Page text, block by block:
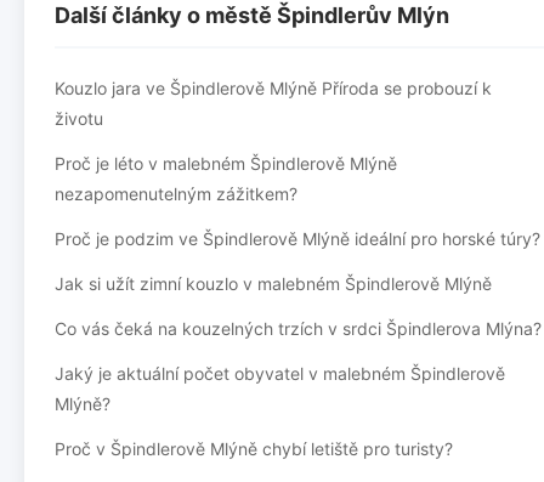
Další články o městě Špindlerův Mlýn
Kouzlo jara ve Špindlerově Mlýně Příroda se probouzí k
životu
Proč je léto v malebném Špindlerově Mlýně
nezapomenutelným zážitkem?
Proč je podzim ve Špindlerově Mlýně ideální pro horské túry?
Jak si užít zimní kouzlo v malebném Špindlerově Mlýně
Co vás čeká na kouzelných trzích v srdci Špindlerova Mlýna?
Jaký je aktuální počet obyvatel v malebném Špindlerově
Mlýně?
Proč v Špindlerově Mlýně chybí letiště pro turisty?